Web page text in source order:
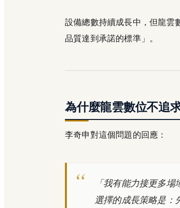
設備總數持續成長中，但龍雲
品質達到承諾的標準」。
為什麼龍雲數位不追
李奇申對這個問題的回應：
「我有能力接更多
選擇的成長策略是：